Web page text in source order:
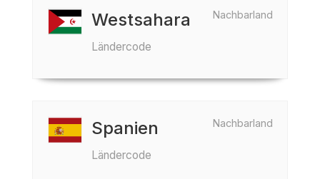
Nachbarland
Westsahara
Ländercode
Nachbarland
Spanien
Ländercode